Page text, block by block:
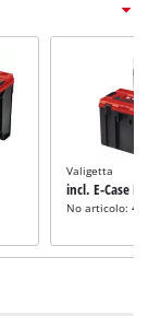
Valigetta
incl. E-Case L
No articolo: